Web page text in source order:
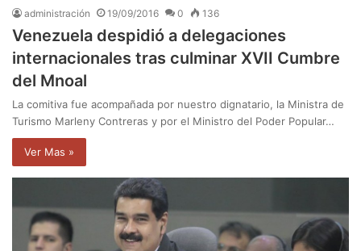
administración 19/09/2016 0 136
Venezuela despidió a delegaciones
internacionales tras culminar XVII Cumbre
del Mnoal
La comitiva fue acompañada por nuestro dignatario, la Ministra de
Turismo Marleny Contreras y por el Ministro del Poder Popular…
Ver Mas »